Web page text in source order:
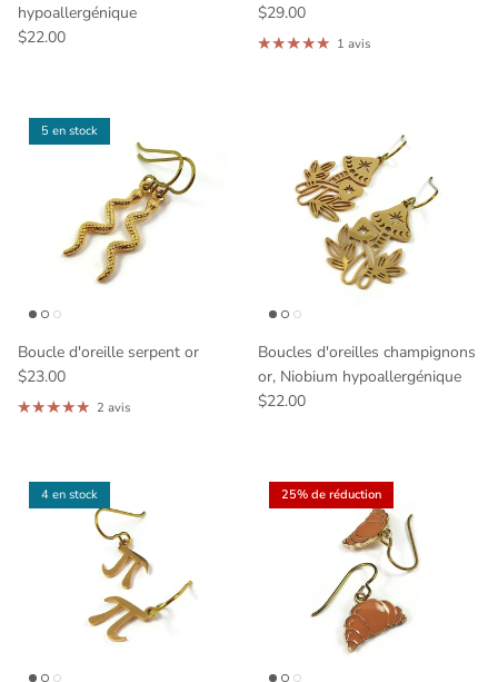
hypoallergénique
$22.00
$29.00
1 avis
5 en stock
Boucle d'oreille serpent or
$23.00
2 avis
Boucles d'oreilles champignons
or, Niobium hypoallergénique
$22.00
4 en stock 25% de réduction